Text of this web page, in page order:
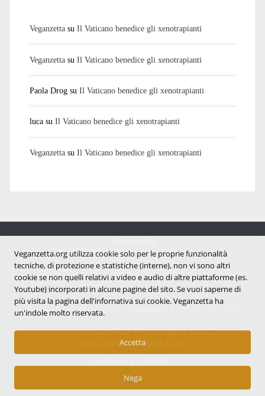
Veganzettasu Il Vaticano benedice gli xenotrapianti
Veganzettasu Il Vaticano benedice gli xenotrapianti
Paola Drogsu Il Vaticano benedice gli xenotrapianti
lucasu Il Vaticano benedice gli xenotrapianti
Veganzettasu Il Vaticano benedice gli xenotrapianti
Notizie dal mondo vegan e antispecista
Copyright © 2007 - 2026 |
Informativa sui cookie (UE)|Informativa sulla Privacy|
Avvertenze e Licenza d'uso
Veganzetta.org utilizza cookie solo per le proprie funzionalità
tecniche, di protezione e statistiche (interne), non vi sono altri
cookie se non quelli relativi a video e audio di altre piattaforme (es.
Youtube) incorporati in alcune pagine del sito. Se vuoi saperne di
più visita la pagina dell'infornativa sui cookie. Veganzetta ha
un'indole molto riservata.
Accetta
Nega